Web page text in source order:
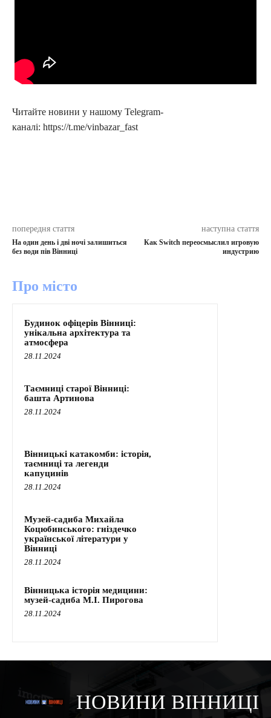
Читайте новини у нашому Telegram-
каналі: https://t.me/vinbazar_fast
попередня стаття
На один день і дві ночі залишиться
без води пів Вінниці
наступна стаття
Как Switch переосмыслил игровую
индустрию
Про місто
Будинок офіцерів Вінниці:
унікальна архітектура та
атмосфера
28.11.2024
Таємниці старої Вінниці:
башта Артинова
28.11.2024
Вінницькі катакомби: історія,
таємниці та легенди
капуцинів
28.11.2024
Музей-садиба Михайла
Коцюбинського: гніздечко
української літератури у
Вінниці
28.11.2024
Вінницька історія медицини:
музей-садиба М.І. Пирогова
28.11.2024
НОВИНИ ВІННИЦІ